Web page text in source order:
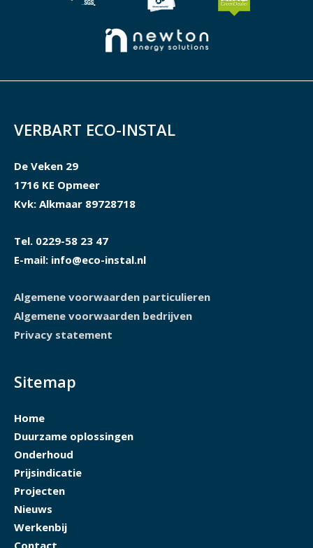
VERBART ECO-INSTAL
De Veken 29
1716 KE Opmeer
Kvk: Alkmaar 89728718
Tel. 0229-58 23 47
E-mail: info@eco-instal.nl
Algemene voorwaarden particulieren
Algemene voorwaarden bedrijven
Privacy statement
Sitemap
Home
Duurzame oplossingen
Onderhoud
Prijsindicatie
Projecten
Nieuws
Werkenbij
Contact